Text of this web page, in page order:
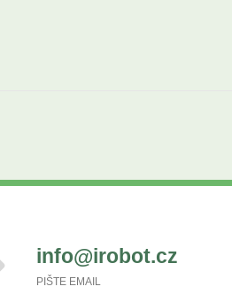
info@irobot.cz
PIŠTE EMAIL